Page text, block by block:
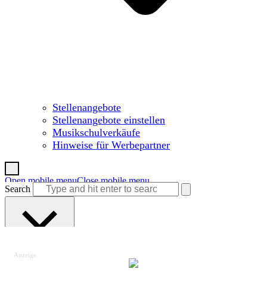
Stellenangebote
Stellenangebote einstellen
Musikschulverkäufe
Hinweise für Werbepartner
Open mobile menuClose mobile menu
Warenkorb
Search
Anzeige